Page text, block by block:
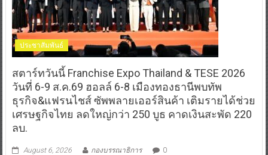
ประชาสัมพันธ์
สตาร์ทวันนี้ Franchise Expo Thailand & TESE 2026
วันที่ 6-9 ส.ค.69 ฮอลล์ 6-8 เมืองทองธานีพบทัพ
ธุรกิจ&แฟรนไชส์ ซัพพลายเออร์สินค้า เติมรายได้ช่วย
เศรษฐกิจไทย ลดใหญ่กว่า 250 บูธ คาดเงินสะพัด 220
ลบ.
August 6, 2026 กองบรรณาธิการ 0